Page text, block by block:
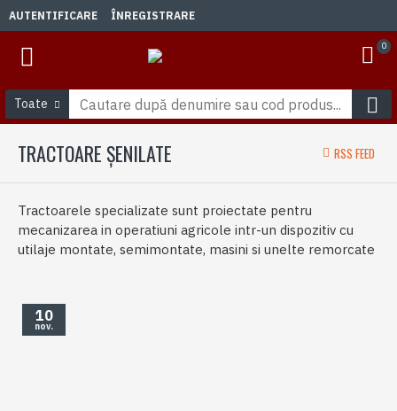
AUTENTIFICARE ÎNREGISTRARE
0
Toate
TRACTOARE ȘENILATE RSS FEED
Tractoarele specializate sunt proiectate pentru
mecanizarea in operatiuni agricole intr-un dispozitiv cu
utilaje montate, semimontate, masini si unelte remorcate
10
nov.